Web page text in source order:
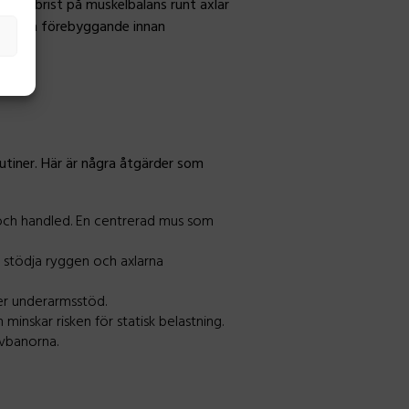
brist på muskelbalans runt axlar
förebyggande innan
Här är några åtgärder som
handled. En centrerad mus som
ryggen och axlarna
underarmsstöd.
risken för statisk belastning.